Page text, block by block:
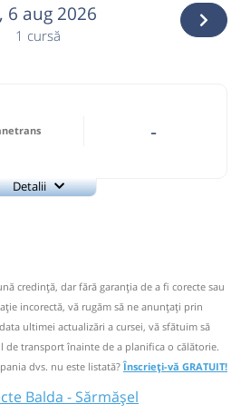
6 aug 2026
1 cursă
-
Detalii
0744-639.252
aici (12 comentarii)
călătoria ta⤣
credinţă, dar fără garanţia de a fi corecte sau
incorectă, vă rugăm să ne anunțați prin
ultimei actualizări a cursei, vă sfătuim să
transport înainte de a planifica o călătorie.
dvs. nu este listată?Înscrieți-vă GRATUIT!
Balda - Sărmășel